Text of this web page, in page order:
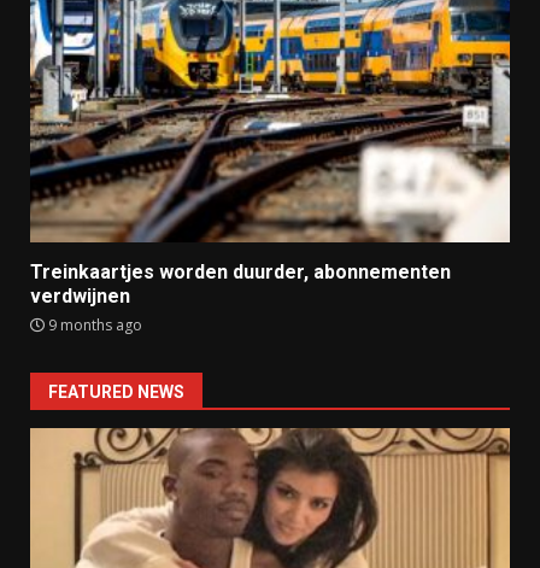
Treinkaartjes worden duurder, abonnementen
verdwijnen
9 months ago
FEATURED NEWS